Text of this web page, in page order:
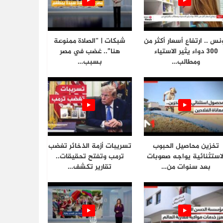
.. ارتفاع أسعار أكثر من
300 دواء يثير الاستياء
ومطالب…
شبكات | “الصلاة ممنوعة
هنا”.. غضب في مصر
بسبب…
تخزين محاصيل الحبوب
يواجه صعوبات
بعد سنوات من…
تسريبات أزمة الذخائر تغضب
ترمب وتفتح تحقيقات..
تقارير تكشف…